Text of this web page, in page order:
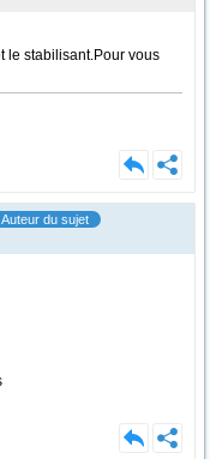
le stabilisant.Pour vous
Auteur du sujet